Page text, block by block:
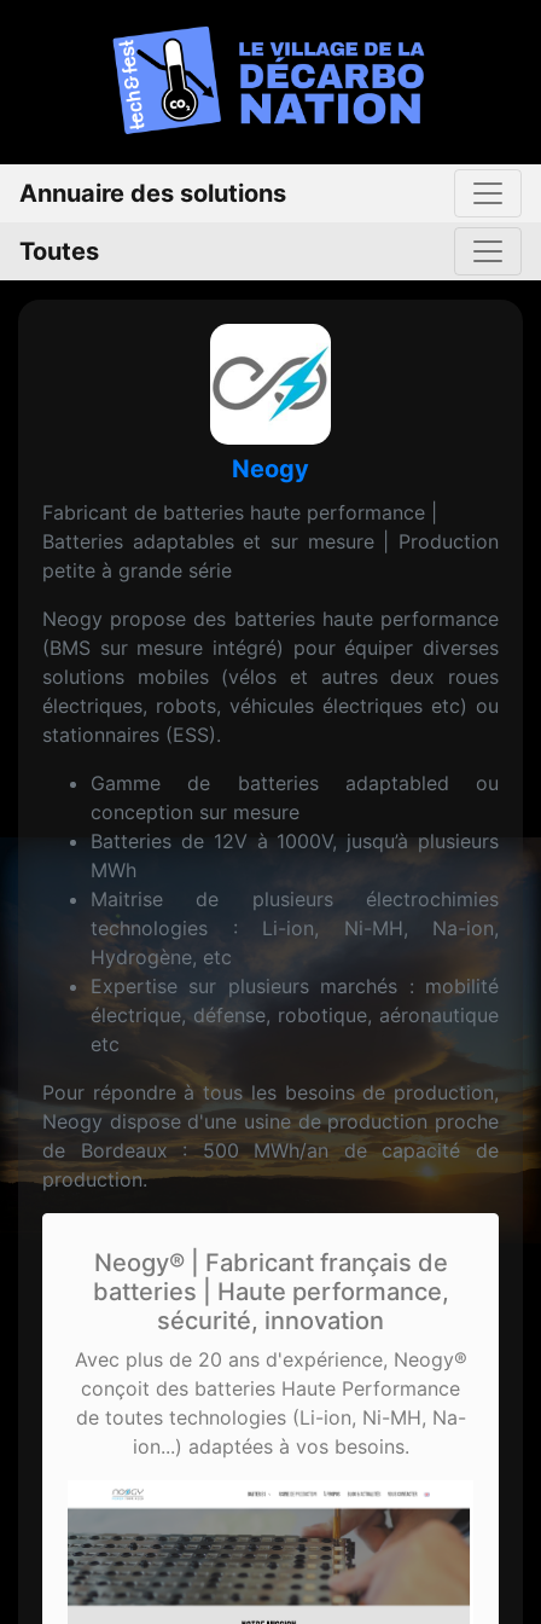
Annuaire des solutions
Toutes
Neogy
Fabricant de batteries haute performance |
Batteries adaptables et sur mesure | Production
petite à grande série
Neogy propose des batteries haute performance
(BMS sur mesure intégré) pour équiper diverses
solutions mobiles (vélos et autres deux roues
électriques, robots, véhicules électriques etc) ou
stationnaires (ESS).
Gamme de batteries adaptabled ou
conception sur mesure
Batteries de 12V à 1000V, jusqu’à plusieurs
MWh
Maitrise de plusieurs électrochimies
technologies : Li-ion, Ni-MH, Na-ion,
Hydrogène, etc
Expertise sur plusieurs marchés : mobilité
électrique, défense, robotique, aéronautique
etc
Pour répondre à tous les besoins de production,
Neogy dispose d'une usine de production proche
de Bordeaux : 500 MWh/an de capacité de
production.
Neogy® | Fabricant français de
batteries | Haute performance,
sécurité, innovation
Avec plus de 20 ans d'expérience, Neogy®
conçoit des batteries Haute Performance
de toutes technologies (Li-ion, Ni-MH, Na-
ion...) adaptées à vos besoins.